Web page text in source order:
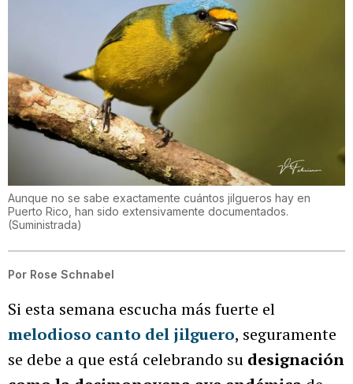
Aunque no se sabe exactamente cuántos jilgueros hay en
Puerto Rico, han sido extensivamente documentados.
(Suministrada)
Por Rose Schnabel
Si esta semana escucha más fuerte el
melodioso canto del jilguero, seguramente
se debe a que está celebrando su designación